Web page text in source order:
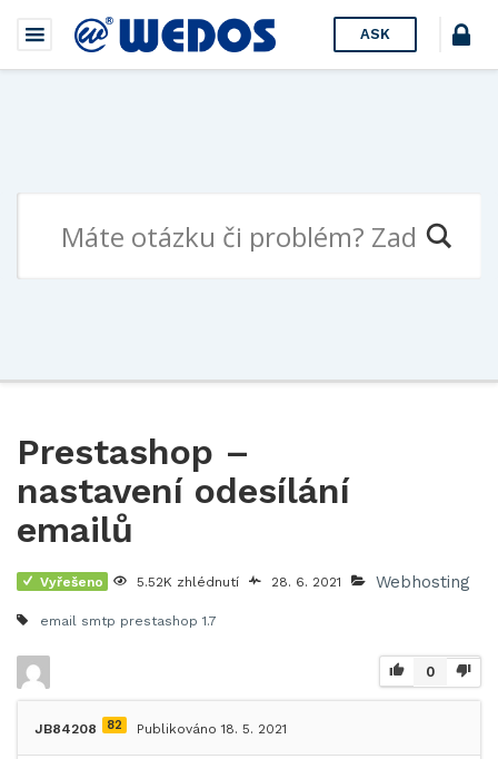
ASK
Prestashop –
nastavení odesílání
emailů
Vyřešeno 5.52K zhlédnutí 28. 6. 2021 Webhosting
email smtp prestashop 1.7
0
JB84208 82 Publikováno 18. 5. 2021